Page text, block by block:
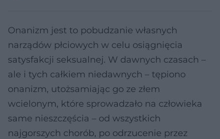
Onanizm jest to pobudzanie własnych
narządów płciowych w celu osiągnięcia
satysfakcji seksualnej. W dawnych czasach –
ale i tych całkiem niedawnych – tępiono
onanizm, utożsamiając go ze złem
wcielonym, które sprowadzało na człowieka
same nieszczęścia – od wszystkich
najgorszych chorób, po odrzucenie przez